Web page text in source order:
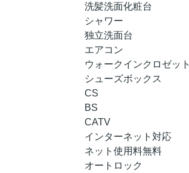
洗髪洗面化粧台
シャワー
独立洗面台
エアコン
ウォークインクロゼット
シューズボックス
CS
BS
CATV
インターネット対応
ネット使用料無料
オートロック